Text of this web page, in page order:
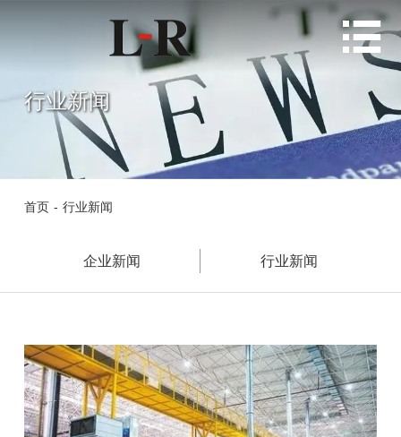

行业新闻
首页 - 行业新闻
企业新闻 行业新闻